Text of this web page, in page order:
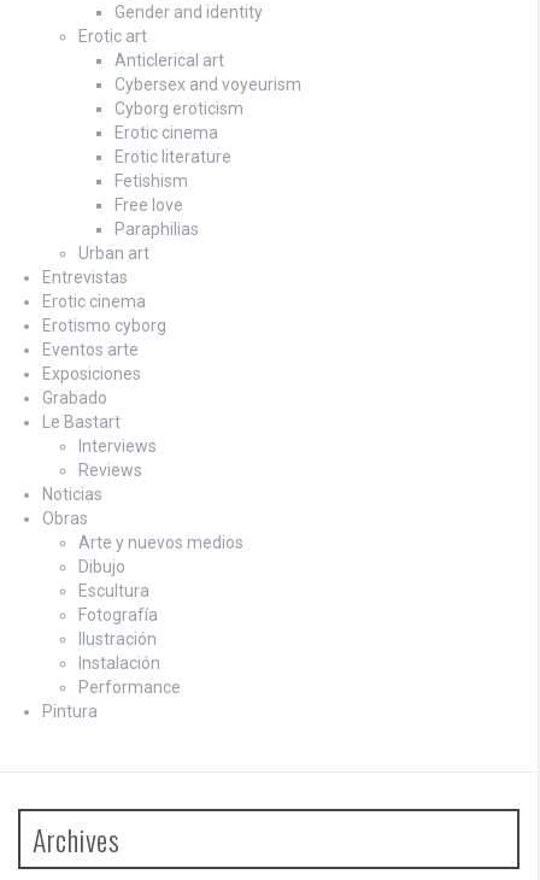
Gender and identity
Erotic art
Anticlerical art
Cybersex and voyeurism
Cyborg eroticism
Erotic cinema
Erotic literature
Fetishism
Free love
Paraphilias
Urban art
Entrevistas
Erotic cinema
Erotismo cyborg
Eventos arte
Exposiciones
Grabado
Le Bastart
Interviews
Reviews
Noticias
Obras
Arte y nuevos medios
Dibujo
Escultura
Fotografía
Ilustración
Instalación
Performance
Pintura
Archives